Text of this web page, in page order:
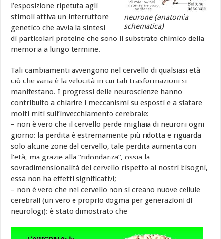
neurone (anatomia
schematica)
l’esposizione ripetuta agli
stimoli attiva un interruttore
genetico che avvia la sintesi
di particolari proteine che sono il substrato chimico della
memoria a lungo termine.
Tali cambiamenti avvengono nel cervello di qualsiasi età
ciò che varia è la velocità in cui tali trasformazioni si
manifestano. I progressi delle neuroscienze hanno
contribuito a chiarire i meccanismi su esposti e a sfatare
molti miti sull’invecchiamento cerebrale:
– non è vero che il cervello perde migliaia di neuroni ogni
giorno: la perdita è estremamente più ridotta e riguarda
solo alcune zone del cervello, tale perdita aumenta con
l’età, ma grazie alla “ridondanza”, ossia la
sovradimensionalità del cervello rispetto ai nostri bisogni,
essa non ha effetti significativi;
– non è vero che nel cervello non si creano nuove cellule
cerebrali (un vero e proprio dogma per generazioni di
neurologi): è stato dimostrato che